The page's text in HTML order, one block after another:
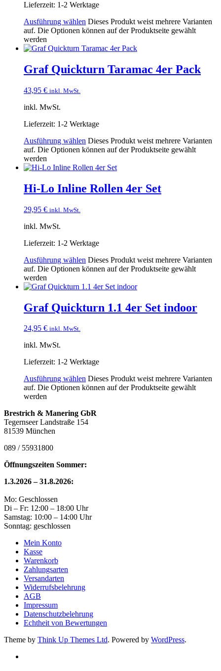
Lieferzeit: 1-2 Werktage
Ausführung wählen Dieses Produkt weist mehrere Varianten
auf. Die Optionen können auf der Produktseite gewählt
werden
Graf Quickturn Taramac 4er Pack
43,95 € inkl. MwSt.
inkl. MwSt.
Lieferzeit: 1-2 Werktage
Ausführung wählen Dieses Produkt weist mehrere Varianten
auf. Die Optionen können auf der Produktseite gewählt
werden
Hi-Lo Inline Rollen 4er Set
29,95 € inkl. MwSt.
inkl. MwSt.
Lieferzeit: 1-2 Werktage
Ausführung wählen Dieses Produkt weist mehrere Varianten
auf. Die Optionen können auf der Produktseite gewählt
werden
Graf Quickturn 1.1 4er Set indoor
24,95 € inkl. MwSt.
inkl. MwSt.
Lieferzeit: 1-2 Werktage
Ausführung wählen Dieses Produkt weist mehrere Varianten
auf. Die Optionen können auf der Produktseite gewählt
werden
Brestrich & Manering GbR
Tegernseer Landstraße 154
81539 München
089 / 55931800
Öffnungszeiten Sommer:
1.3.2026 – 31.8.2026:
Mo: Geschlossen
Di – Fr: 12:00 – 18:00 Uhr
Samstag: 10:00 – 14:00 Uhr
Sonntag: geschlossen
Mein Konto
Kasse
Warenkorb
Zahlungsarten
Versandarten
Widerrufsbelehrung
AGB
Impressum
Datenschutzbelehrung
Echtheit von Bewertungen
Theme by Think Up Themes Ltd. Powered by WordPress.